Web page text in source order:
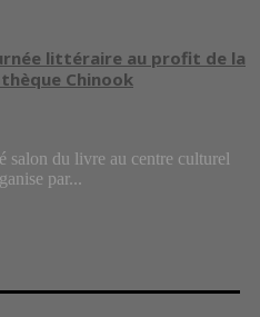
littéraire au profit de la
Chinook
salon du livre au centre culturel
par...